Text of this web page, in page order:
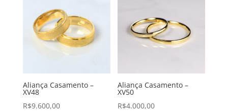
Aliança Casamento –
XV48
R$9.600,00
Aliança Casamento –
XV50
R$4.000,00